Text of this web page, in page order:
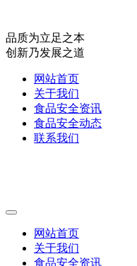
品质为立足之本
创新乃发展之道
网站首页
关于我们
食品安全资讯
食品安全动态
联系我们
网站首页
关于我们
食品安全资讯